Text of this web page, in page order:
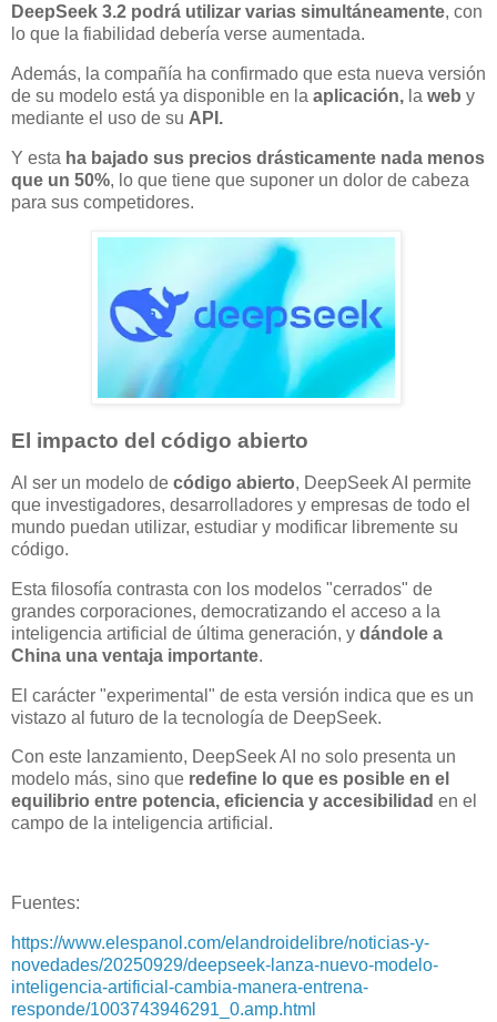
DeepSeek 3.2 podrá utilizar varias simultáneamente, con
lo que la fiabilidad debería verse aumentada.
Además, la compañía ha confirmado que esta nueva versión
de su modelo está ya disponible en la aplicación, la web y
mediante el uso de su API.
Y esta ha bajado sus precios drásticamente nada menos
que un 50%, lo que tiene que suponer un dolor de cabeza
para sus competidores.
El impacto del código abierto
Al ser un modelo de código abierto, DeepSeek AI permite
que investigadores, desarrolladores y empresas de todo el
mundo puedan utilizar, estudiar y modificar libremente su
código.
Esta filosofía contrasta con los modelos "cerrados" de
grandes corporaciones, democratizando el acceso a la
inteligencia artificial de última generación, y dándole a
China una ventaja importante.
El carácter "experimental" de esta versión indica que es un
vistazo al futuro de la tecnología de DeepSeek.
Con este lanzamiento, DeepSeek AI no solo presenta un
modelo más, sino que redefine lo que es posible en el
equilibrio entre potencia, eficiencia y accesibilidad en el
campo de la inteligencia artificial.
Fuentes:
https://www.elespanol.com/elandroidelibre/noticias-y-
novedades/20250929/deepseek-lanza-nuevo-modelo-
inteligencia-artificial-cambia-manera-entrena-
responde/1003743946291_0.amp.html